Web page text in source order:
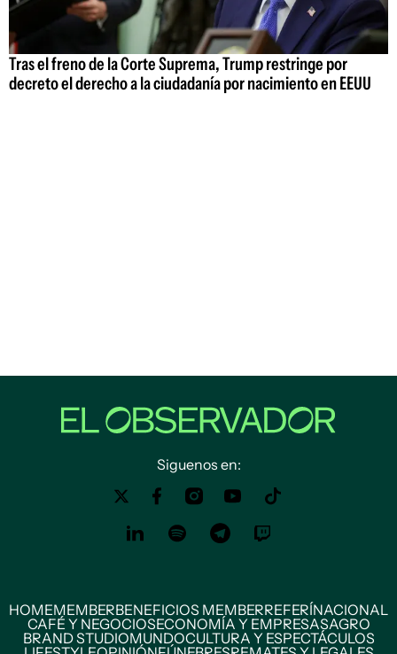
Tras el freno de la Corte Suprema, Trump restringe por
decreto el derecho a la ciudadanía por nacimiento en EEUU
Siguenos en:
HOMEMEMBERBENEFICIOS MEMBERREFERÍNACIONAL
CAFÉ Y NEGOCIOSECONOMÍA Y EMPRESASAGRO
BRAND STUDIOMUNDOCULTURA Y ESPECTÁCULOS